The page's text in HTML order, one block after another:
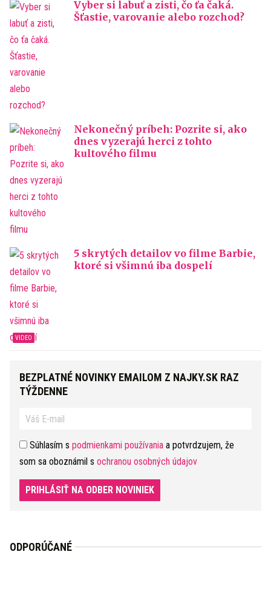
Vyber si labuť a zisti, čo ťa čaká.
Šťastie, varovanie alebo rozchod?
Nekonečný príbeh: Pozrite si, ako
dnes vyzerajú herci z tohto
kultového filmu
5 skrytých detailov vo filme Barbie,
ktoré si všimnú iba dospelí
BEZPLATNÉ NOVINKY EMAILOM Z NAJKY.SK RAZ
TÝŽDENNE
Súhlasím s podmienkami používania a potvrdzujem, že
som sa oboznámil s ochranou osobných údajov
PRIHLÁSIŤ NA ODBER NOVINIEK
ODPORÚČANÉ